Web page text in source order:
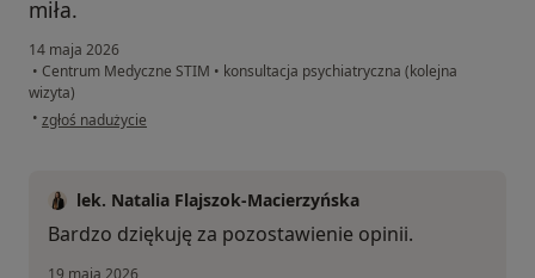
miła.
14 maja 2026
• Centrum Medyczne STIM • konsultacja psychiatryczna (kolejna
wizyta)
• w opinii użytkownika Justyna
zgłoś nadużycie
lek. Natalia Flajszok-Macierzyńska
Bardzo dziękuję za pozostawienie opinii.